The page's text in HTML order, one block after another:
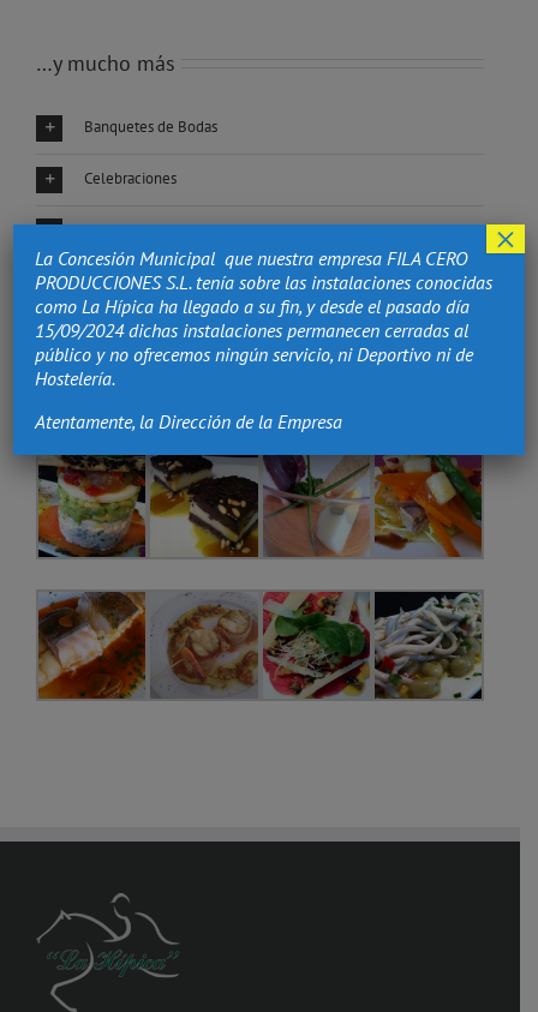
…y mucho más
Banquetes de Bodas
Celebraciones
Eventos de Empresa
Noche Vieja
Equitación
La Concesión Municipal que nuestra empresa FILA CERO
PRODUCCIONES S.L. tenía sobre las instalaciones conocidas
como La Hípica ha llegado a su fin, y desde el pasado día
15/09/2024 dichas instalaciones permanecen cerradas al
público y no ofrecemos ningún servicio, ni Deportivo ni de
Hostelería.
Atentamente, la Dirección de la Empresa
×